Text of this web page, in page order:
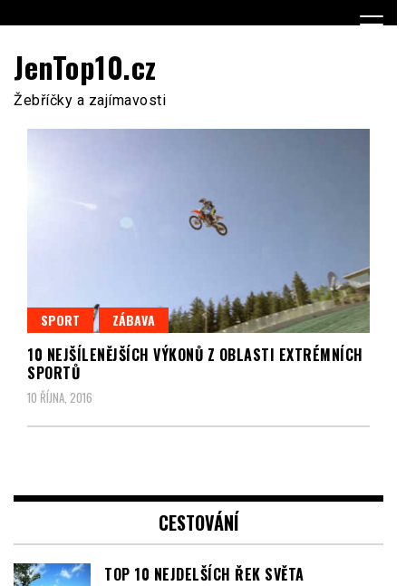
to
JenTop10.cz
Žebříčky a zajímavosti
SPORT ZÁBAVA
10 NEJŠÍLENĚJŠÍCH VÝKONŮ Z OBLASTI EXTRÉMNÍCH
SPORTŮ
10 ŘÍJNA, 2016
CESTOVÁNÍ
TOP 10 NEJDELŠÍCH ŘEK SVĚTA